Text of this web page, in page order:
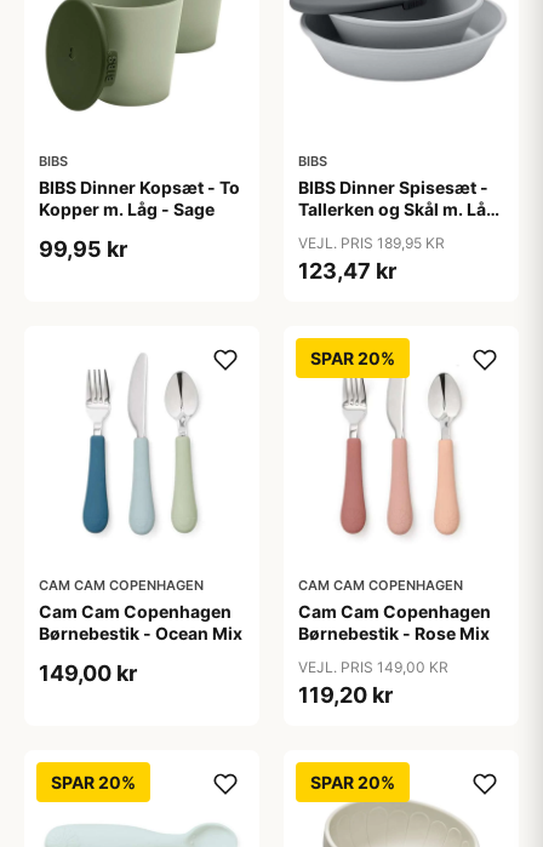
BIBS
BIBS Dinner Kopsæt - To
Kopper m. Låg - Sage
99,95 kr
BIBS
BIBS Dinner Spisesæt -
Tallerken og Skål m. Låg
VEJL. PRIS 189,95 KR
123,47 kr
CAM CAM COPENHAGEN
Cam Cam Copenhagen
Børnebestik - Ocean Mix
149,00 kr
SPAR 20%
CAM CAM COPENHAGEN
Cam Cam Copenhagen
Børnebestik - Rose Mix
VEJL. PRIS 149,00 KR
119,20 kr
SPAR 20% SPAR 20%